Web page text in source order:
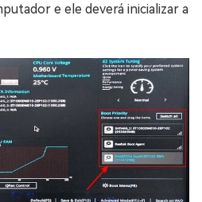
e ele deverá inicializar a